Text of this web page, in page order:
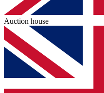
Auction house